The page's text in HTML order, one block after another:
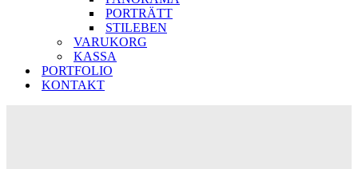
PORTRÄTT
STILEBEN
VARUKORG
KASSA
PORTFOLIO
KONTAKT